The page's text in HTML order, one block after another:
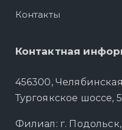
Контакты
Контактная
456300,
Тургоякское шоссе,
Филиал: г.